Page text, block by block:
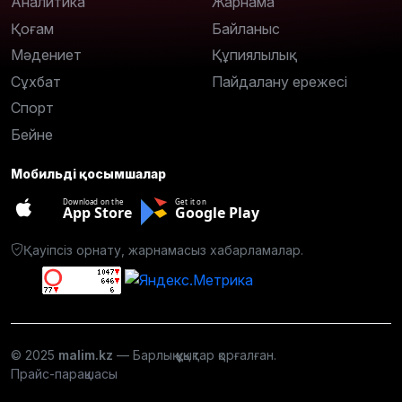
Қоғам
Мәдениет
Сұхбат
Спорт
Бейне
Байланыс
Құпиялылық
Пайдалану ережесі
Мобильді қосымшалар
Download on the
App Store
Get it on
Google Play
Қауіпсіз орнату, жарнамасыз хабарламалар.
© 2025 malim.kz — Барлық құқықтар қорғалған.
Прайс-парақшасы